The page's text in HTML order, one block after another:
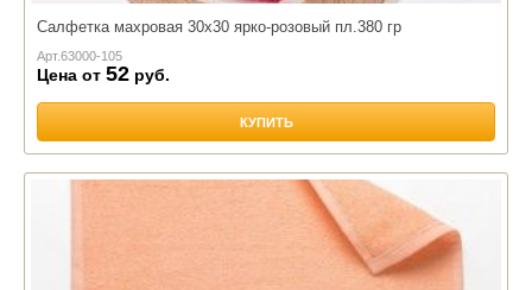
Салфетка махровая 30х30 ярко-розовый пл.380 гр
Арт.63000-105
Цена от 52 руб.
КУПИТЬ